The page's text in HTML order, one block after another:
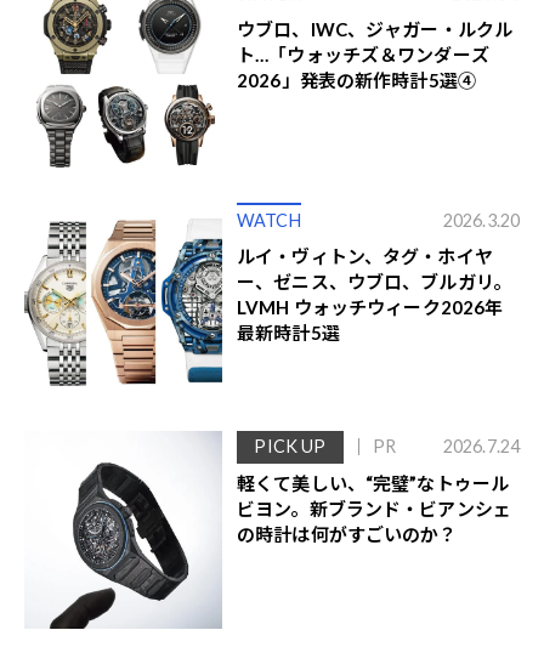
ウブロ、IWC、ジャガー・ルクル
ト…「ウォッチズ＆ワンダーズ
2026」発表の新作時計5選④
WATCH 2026.3.20
ルイ・ヴィトン、タグ・ホイヤ
ー、ゼニス、ウブロ、ブルガリ。
LVMH ウォッチウィーク2026年
最新時計5選
PICK UP PR 2026.7.24
軽くて美しい、“完璧”なトゥール
ビヨン。新ブランド・ビアンシェ
の時計は何がすごいのか？